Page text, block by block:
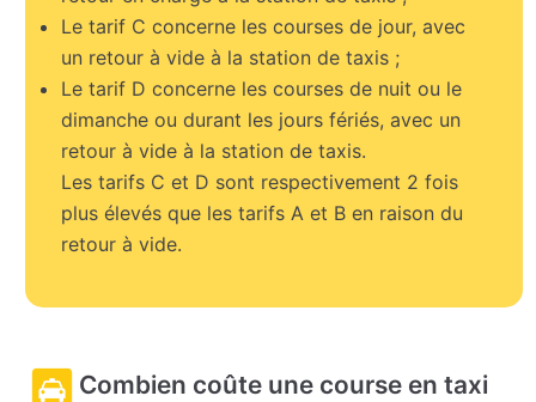
Le tarif C concerne les courses de jour, avec
un retour à vide à la station de taxis ;
Le tarif D concerne les courses de nuit ou le
dimanche ou durant les jours fériés, avec un
retour à vide à la station de taxis.
Les tarifs C et D sont respectivement 2 fois
plus élevés que les tarifs A et B en raison du
retour à vide.
Combien coûte une course en taxi